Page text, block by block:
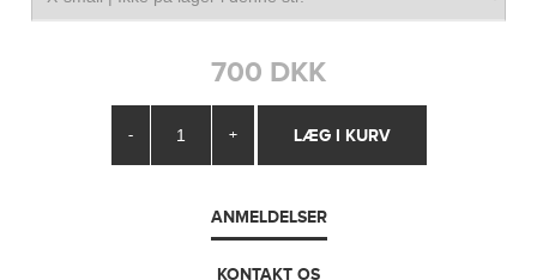
700 DKK
- +
ANMELDELSER
KONTAKT OS